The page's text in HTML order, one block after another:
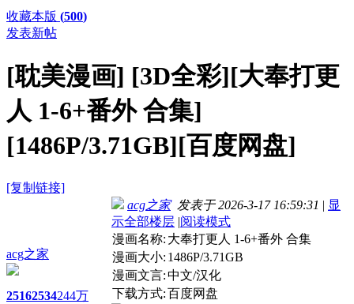
收藏本版 (500)
发表新帖
[耽美漫画] [3D全彩][大奉打更
人 1-6+番外 合集]
[1486P/3.71GB][百度网盘]
[复制链接]
acg之家
25162534244万
acg之家发表于 2026-3-17 16:59:31 | 显
示全部楼层 |阅读模式
漫画名称: 大奉打更人 1-6+番外 合集
漫画大小: 1486P/3.71GB
漫画文言:中文/汉化
下载方式:百度网盘